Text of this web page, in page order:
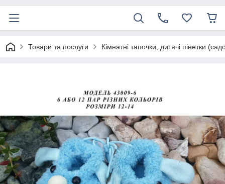
Товари та послуги Кімнатні тапочки, дитячі пінетки